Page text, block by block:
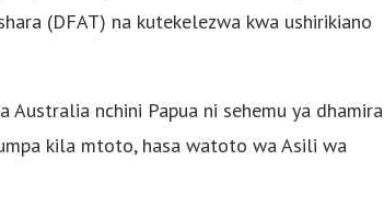
(DFAT) na kutekelezwa kwa ushirikiano
Australia nchini Papua ni sehemu ya dhamira
kila mtoto, hasa watoto wa Asili wa